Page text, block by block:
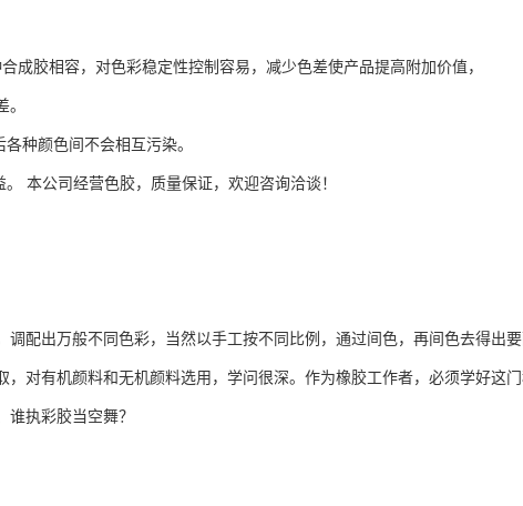
成胶相容，对色彩稳定性控制容易，减少色差使产品提高附加价值，
种颜色间不会相互污染。
本公司经营色胶，质量保证，欢迎咨询洽谈！
配出万般不同色彩，当然以手工按不同比例，通过间色，再间色去得出
对有机颜料和无机颜料选用，学问很深。作为橡胶工作者，必须学好这
执彩胶当空舞？